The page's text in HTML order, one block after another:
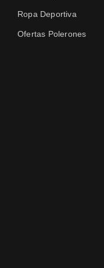
Ropa Deportiva
Ofertas Polerones